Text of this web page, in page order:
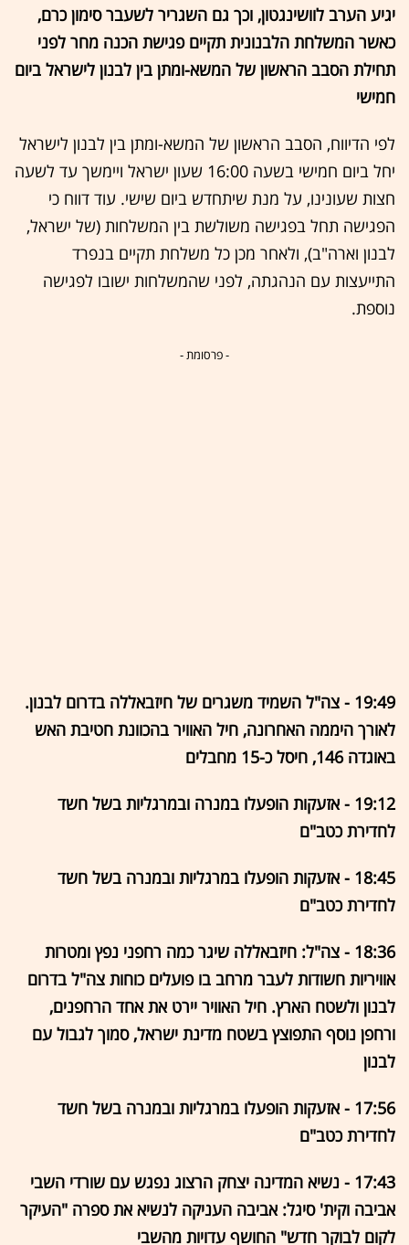
יגיע הערב לוושינגטון, וכך גם השגריר לשעבר סימון כרם,
כאשר המשלחת הלבנונית תקיים פגישת הכנה מחר לפני
תחילת הסבב הראשון של המשא-ומתן בין לבנון לישראל ביום
חמישי
לפי הדיווח, הסבב הראשון של המשא-ומתן בין לבנון לישראל
יחל ביום חמישי בשעה 16:00 שעון ישראל ויימשך עד לשעה
חצות שעונינו, על מנת שיתחדש ביום שישי. עוד דווח כי
הפגישה תחל בפגישה משולשת בין המשלחות (של ישראל,
לבנון וארה"ב), ולאחר מכן כל משלחת תקיים בנפרד
התייעצות עם הנהגתה, לפני שהמשלחות ישובו לפגישה
נוספת.
- פרסומת -
19:49 - צה"ל השמיד משגרים של חיזבאללה בדרום לבנון.
לאורך היממה האחרונה, חיל האוויר בהכוונת חטיבת האש
באוגדה 146, חיסל כ-15 מחבלים
19:12 - אזעקות הופעלו במנרה ובמרגליות בשל חשד
לחדירת כטב"ם
18:45 - אזעקות הופעלו במרגליות ובמנרה בשל חשד
לחדירת כטב"ם
18:36 - צה"ל: חיזבאללה שיגר כמה רחפני נפץ ומטרות
אוויריות חשודות לעבר מרחב בו פועלים כוחות צה"ל בדרום
לבנון ולשטח הארץ. חיל האוויר יירט את אחד הרחפנים,
ורחפן נוסף התפוצץ בשטח מדינת ישראל, סמוך לגבול עם
לבנון
17:56 - אזעקות הופעלו במרגליות ובמנרה בשל חשד
לחדירת כטב"ם
17:43 - נשיא המדינה יצחק הרצוג נפגש עם שורדי השבי
אביבה וקית' סיגל: אביבה העניקה לנשיא את ספרה "העיקר
לקום לבוקר חדש" החושף עדויות מהשבי